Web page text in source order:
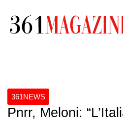
361NEWS
Pnrr, Meloni: